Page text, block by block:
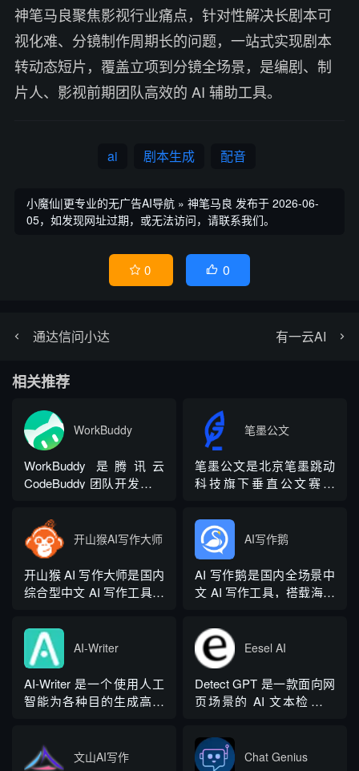
神笔马良聚焦影视行业痛点，针对性解决长剧本可
视化难、分镜制作周期长的问题，一站式实现剧本
转动态短片，覆盖立项到分镜全场景，是编剧、制
片人、影视前期团队高效的 AI 辅助工具。
ai 剧本生成 配音
小魔仙|更专业的无广告AI导航 » 神笔马良 发布于 2026-06-
05，如发现网址过期，或无法访问，请联系我们。
 0  0
通达信问小达 有一云AI
相关推荐
WorkBuddy
WorkBuddy 是腾讯云
CodeBuddy 团队开发的全
作台，2026 年 3 月正式上
线，6 月推出企业版抖音
百科。区别于普通对话式
AI，它是可以直接操作电
脑本地授权文件的 AI 助
笔墨公文
笔墨公文是北京笔墨跳动
科技旗下垂直公文赛道
制公文专业场景，依托海
量标准公文语料训练专属
大模型。平台整合 AI 公文
生成、全维度智能校对、
范文库、实时更新素材
撰写、文稿合...
开山猴AI写作大师
开山猴 AI 写作大师是国内
综合型中文 AI 写作工具，
方法论与自研大模型算
法，大幅降低 AI 使用门
槛，无需专业提示词技巧
即可产出高质量文稿。平
台覆盖 20 余个行业领域、
AI写作鹅
AI 写作鹅是国内全场景中
文 AI 写作工具，搭载海量
公文、学术论文、电商短
视频、新媒体、文学创
作、多行业策划等上百类
场景，集成伪原创改写、
图生文、多语言翻译、
人顾问...
AI-Writer
AI-Writer 是一个使用人工
智能为各种目的生成高质
章、产品描述、登录页面
Eesel AI
Detect GPT 是一款面向网
页场景的 AI 文本检测工
主，核心能力是实时扫描
网页文字，甄别 GPT 系列
文山AI写作 Chat Genius